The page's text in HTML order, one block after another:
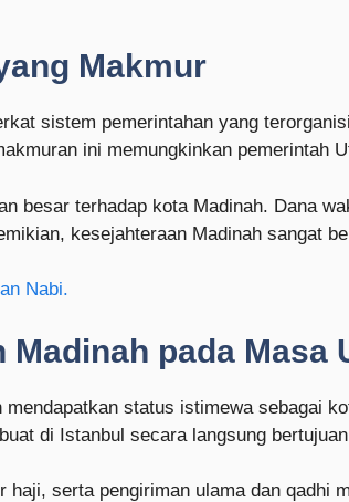
Makmur
sistem pemerintahan yang
ini memungkinkan pemerintah
besar terhadap kota Madinah. Dana
kesejahteraan Madinah sangat
Nabi.
pada Masa
mendapatkan status istimewa sebagai
di Istanbul secara langsung
serta pengiriman ulama dan qadhi